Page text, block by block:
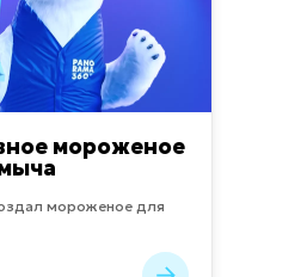
мороженое
мороженое для